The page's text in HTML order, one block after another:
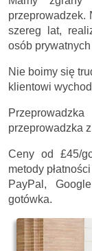
przeprowadzek.
szereg lat,
osób prywatnych
Nie boimy się
klientowi
przeprowadzka
Ceny od £45/
metody
PayPal,
gotówka.